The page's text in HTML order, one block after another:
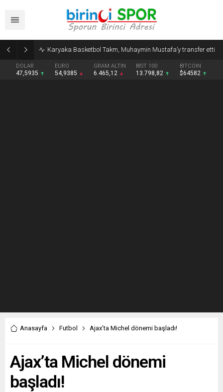
Karyaka Basketbol Takm, Muhaymin Mustafa’y transfer etti
DOLAR
47,5935
EURO
54,9385
GRAM ALTIN
6.465,12
BIST 100
13.798,82
BITCOIN
$64582
Anasayfa Futbol Ajax’ta Michel dönemi başladı!
Ajax’ta Michel dönemi
başladı!